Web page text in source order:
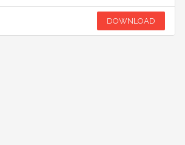
DOWNLOAD